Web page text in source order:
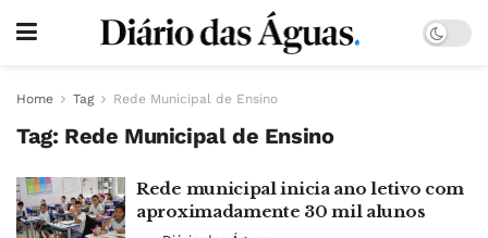
Home Tag Rede Municipal de Ensino
Tag: Rede Municipal de Ensino
Rede municipal inicia ano letivo com
aproximadamente 30 mil alunos